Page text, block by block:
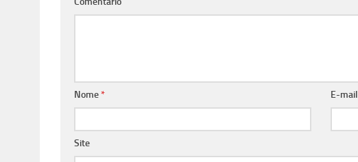
Nome* E-
Site